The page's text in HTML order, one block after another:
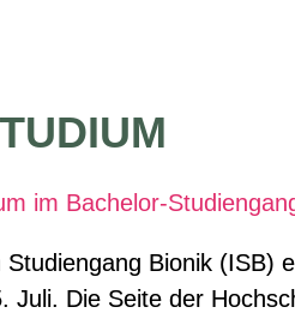
im Bachelor-
Bionik (ISB)
Juli. Die Seite der